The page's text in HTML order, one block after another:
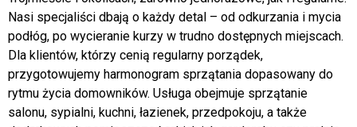
Oferujemy profesjonalnesprzątanie domów i mieszkańw
Trójmieście i okolicach, zarówno jednorazowe, jak i regularne.
Nasi specjaliści dbają o każdy detal – od odkurzania i mycia
podłóg, po wycieranie kurzy w trudno dostępnych miejscach.
Dla klientów, którzy cenią regularny porządek,
przygotowujemy harmonogram sprzątania dopasowany do